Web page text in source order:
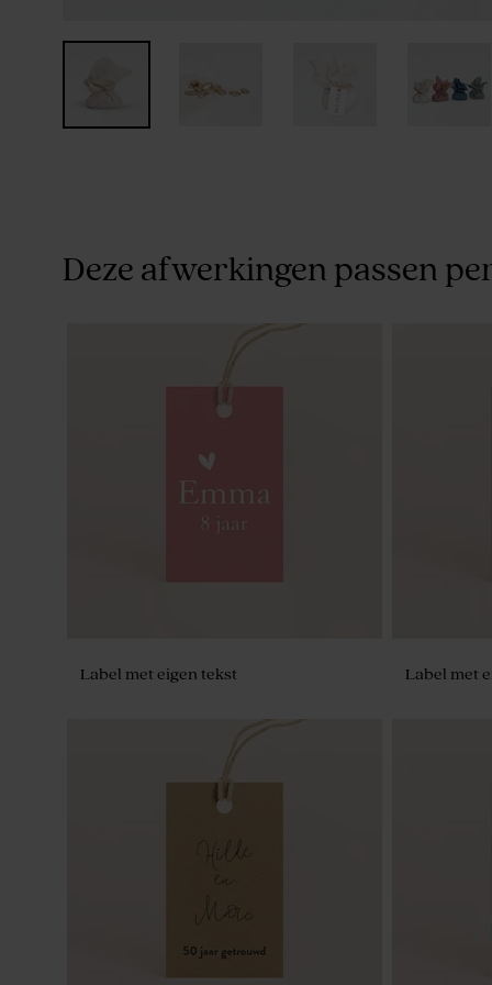
Deze afwerkingen passen
Label met eigen tekst Label met